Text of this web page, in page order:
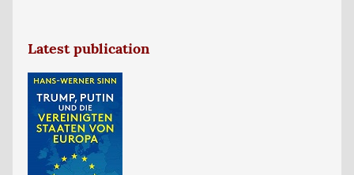
Latest publication